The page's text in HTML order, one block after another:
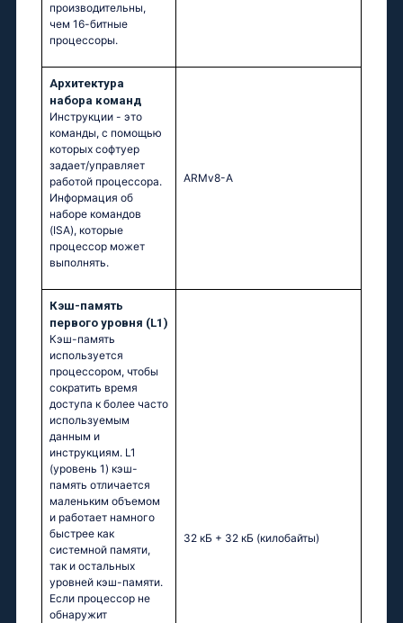
производительны,
чем 16-битные
процессоры.
Архитектура
набора команд
Инструкции - это
команды, с помощью
которых софтуер
задает/управляет
работой процессора.
Информация об
наборе командов
(ISA), которые
процессор может
выполнять.
ARMv8-A
Кэш-память
первого уровня (L1)
Кэш-память
используется
процессором, чтобы
сократить время
доступа к более часто
используемым
данным и
инструкциям. L1
(уровень 1) кэш-
память отличается
маленьким объемом
и работает намного
быстрее как
системной памяти,
так и остальных
уровней кэш-памяти.
Если процессор не
обнаружит
32 кБ + 32 кБ (килобайты)